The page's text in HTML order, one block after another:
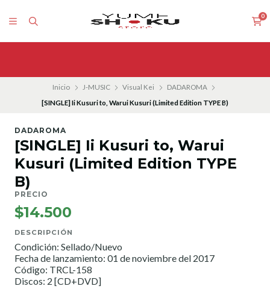
0
Inicio J-MUSIC Visual Kei
DADAROMA
[SINGLE] Ii Kusuri to, Warui Kusuri (Limited Edition TYPE B)
DADAROMA
[SINGLE] Ii Kusuri to, Warui
Kusuri (Limited Edition TYPE
B)
PRECIO
$14.500
DESCRIPCIÓN
Condición: Sellado/Nuevo
Fecha de lanzamiento: 01 de noviembre del 2017
Código: TRCL-158
Discos: 2 [CD+DVD]